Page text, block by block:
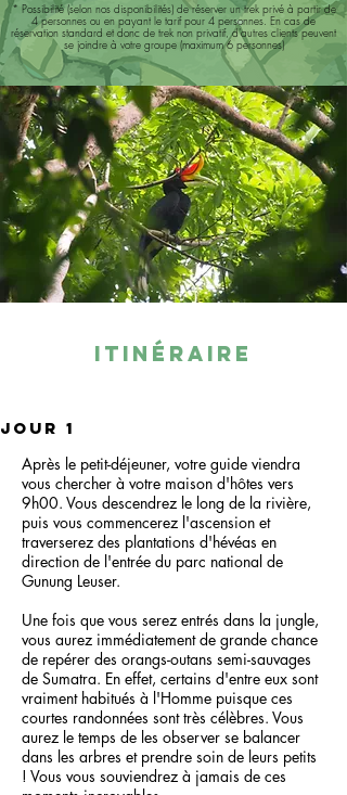
* Possibilité (selon nos disponibilités) de réserver un trek privé à partir de
4 personnes ou en payant le tarif pour 4 personnes. En cas de
réservation standard et donc de trek non privatif, d'autres clients peuvent
se joindre à votre groupe (maximum 6 personnes)
itinéraire
jour 1
Après le petit-déjeuner, votre guide viendra
vous chercher à votre maison d'hôtes vers
9h00. Vous descendrez le long de la rivière,
puis vous commencerez l'ascension et
traverserez des plantations d'hévéas en
direction de l'entrée du parc national de
Gunung Leuser.
Une fois que vous serez entrés dans la jungle,
vous aurez immédiatement de grande chance
de repérer des orangs-outans semi-sauvages
de Sumatra. En effet, certains d'entre eux sont
vraiment habitués à l'Homme puisque ces
courtes randonnées sont très célèbres. Vous
aurez le temps de les observer se balancer
dans les arbres et prendre soin de leurs petits
! Vous vous souviendrez à jamais de ces